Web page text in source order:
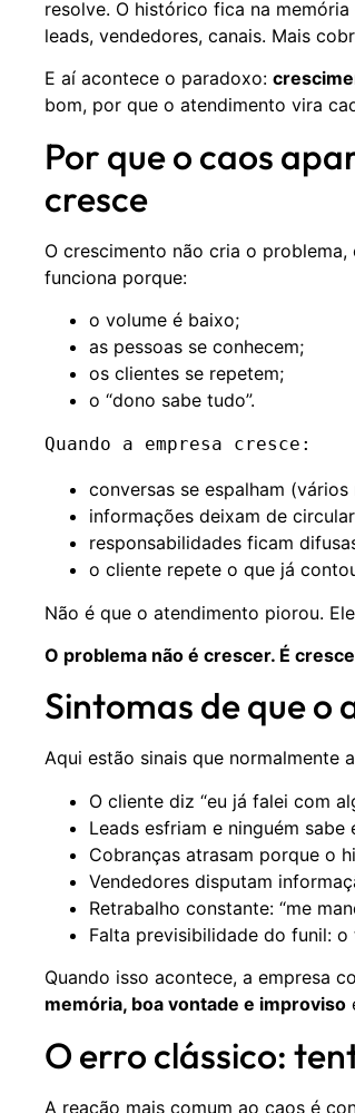
resolve. O histórico fica na
leads, vendedores, canais. Mais
E aí acontece o paradoxo:
bom, por que o atendimento vira
Por que o caos
cresce
O crescimento não cria o
funciona porque:
o volume é baixo;
as pessoas se conhecem;
os clientes se repetem;
o “dono sabe tudo”.
Quando a empresa cresce:
conversas se espalham
informações deixam de
responsabilidades ficam
o cliente repete o que já
Não é que o atendimento piorou.
O problema não é crescer. É
Sintomas de que
Aqui estão sinais que normalmente
O cliente diz “eu já falei com
Leads esfriam e ninguém
Cobranças atrasam porque o
Vendedores disputam
Retrabalho constante: “me
Falta previsibilidade do funil:
Quando isso acontece, a empresa
memória, boa vontade e improviso
O erro clássico:
A reação mais comum ao caos é